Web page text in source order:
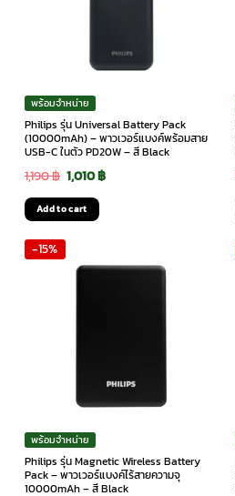
พร้อมจำหน่าย
Philips รุ่น Universal Battery Pack
(10000mAh) – พาวเวอร์แบงค์พร้อมสาย
USB-C ในตัว PD20W – สี Black
1,190฿ Original
price
was:
1,010฿Current
Add to cart
-15%
พร้อมจำหน่าย
Philips รุ่น Magnetic Wireless Battery
Pack – พาวเวอร์แบงค์ไร้สายความจุ
10000mAh – สี Black